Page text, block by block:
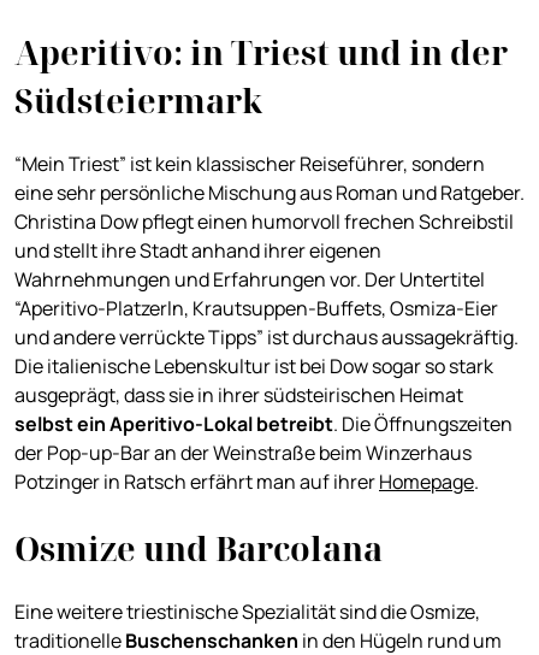
Aperitivo: in Triest und in der
Südsteiermark
“Mein Triest” ist kein klassischer Reiseführer, sondern
eine sehr persönliche Mischung aus Roman und Ratgeber.
Christina Dow pflegt einen humorvoll frechen Schreibstil
und stellt ihre Stadt anhand ihrer eigenen
Wahrnehmungen und Erfahrungen vor. Der Untertitel
“Aperitivo-Platzerln, Krautsuppen-Buffets, Osmiza-Eier
und andere verrückte Tipps” ist durchaus aussagekräftig.
Die italienische Lebenskultur ist bei Dow sogar so stark
ausgeprägt, dass sie in ihrer südsteirischen Heimat
selbst ein Aperitivo-Lokal betreibt. Die Öffnungszeiten
der Pop-up-Bar an der Weinstraße beim Winzerhaus
Potzinger in Ratsch erfährt man auf ihrerHomepage.
Osmize und Barcolana
Eine weitere triestinische Spezialität sind die Osmize,
traditionelleBuschenschanken in den Hügeln rund um